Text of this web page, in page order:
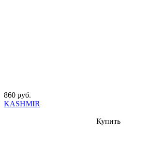
860 руб.
KASHMIR
Купить